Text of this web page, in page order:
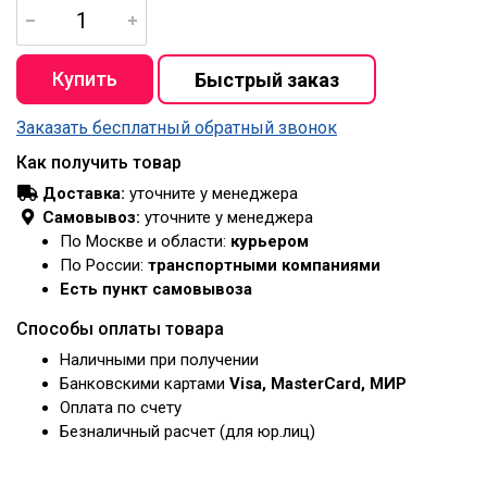
Заказать бесплатный обратный звонок
Как получить товар
Доставка: уточните у менеджера
Самовывоз: уточните у менеджера
По Москве и области: курьером
По России: транспортными компаниями
Есть пункт самовывоза
Способы оплаты товара
Наличными при получении
Банковскими картами Visa, MasterCard, МИР
Оплата по счету
Безналичный расчет (для юр.лиц)